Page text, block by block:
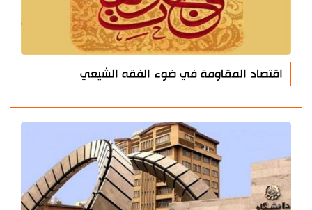
اقتصاد المقاومة في ضوء الفقه الشيعي